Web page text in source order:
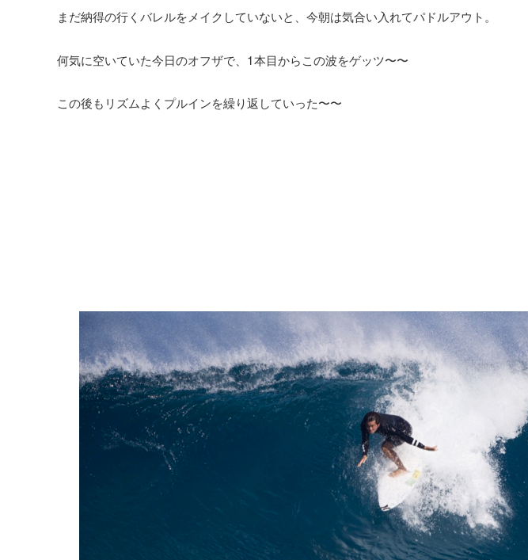
まだ納得の行くバレルをメイクしていないと、今朝は気合い入れてパドルアウト。
何気に空いていた今日のオフザで、1本目からこの波をゲッツ〜〜
この後もリズムよくプルインを繰り返していった〜〜